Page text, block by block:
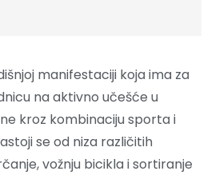
manifestaciji koja ima za
na aktivno učešće u
kroz kombinaciju sporta i
se od niza različitih
vožnju bicikla i sortiranje